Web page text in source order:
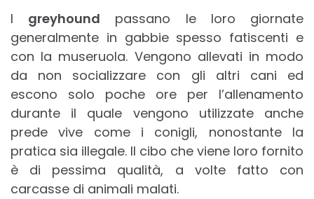
I greyhound passano le loro giornate
generalmente in gabbie spesso fatiscenti e
con la museruola. Vengono allevati in modo
da non socializzare con gli altri cani ed
escono solo poche ore per l’allenamento
durante il quale vengono utilizzate anche
prede vive come i conigli, nonostante la
pratica sia illegale. Il cibo che viene loro fornito
è di pessima qualità, a volte fatto con
carcasse di animali malati.